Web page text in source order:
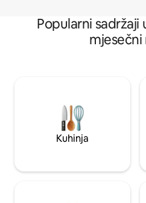
Popularni sadržaji
mjesečni
Kuhinja